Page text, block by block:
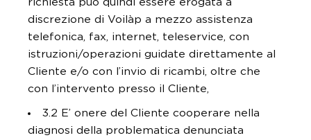
discrezione di Voilàp a mezzo assistenza
telefonica, fax, internet, teleservice, con
istruzioni/operazioni guidate direttamente al
Cliente e/o con l’invio di ricambi, oltre che
con l’intervento presso il Cliente,
3.2 E’ onere del Cliente cooperare nella
diagnosi della problematica denunciata